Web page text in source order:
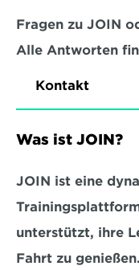
Fragen zu JOIN
Alle Antworten
Kontakt
Was ist JOIN?
JOIN ist eine
unterstützt, ihre
Fahrt zu